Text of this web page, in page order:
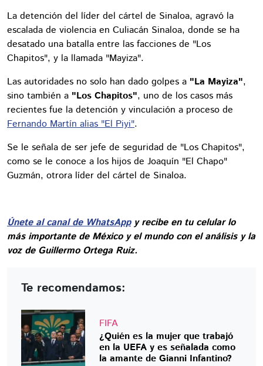
La detención del líder del cártel de Sinaloa, agravó la
escalada de violencia en Culiacán Sinaloa, donde se ha
desatado una batalla entre las facciones de "Los
Chapitos", y la llamada "Mayiza".
Las autoridades no solo han dado golpes a "La Mayiza",
sino también a "Los Chapitos", uno de los casos más
recientes fue la detención y vinculación a proceso de
Fernando Martín alias "El Piyi".
Se le señala de ser jefe de seguridad de "Los Chapitos",
como se le conoce a los hijos de Joaquín "El Chapo"
Guzmán, otrora líder del cártel de Sinaloa.
Únete al canal de WhatsAppy recibe en tu celular lo
más importante de México y el mundo con el análisis y la
voz de Guillermo Ortega Ruiz.
Te recomendamos:
FIFA
¿Quién es la mujer que trabajó
en la UEFA y es señalada como
la amante de Gianni Infantino?